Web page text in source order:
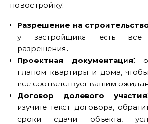
новостройку⁚
Разрешение на
у застройщика есть все
разрешения․
Проектная документация⁚
планом квартиры и дома, чтобы
все соответствует вашим
Договор долевого участия⁚
изучите текст договора,
сроки сдачи объекта,